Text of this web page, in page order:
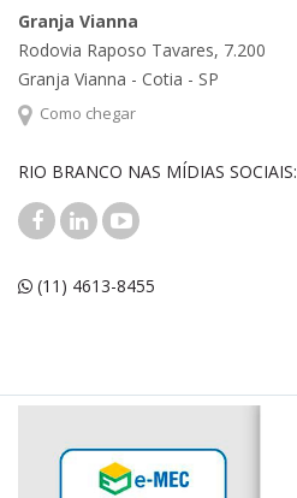
Granja Vianna
Rodovia Raposo Tavares, 7.200
Granja Vianna - Cotia - SP
Como chegar
RIO BRANCO NAS MÍDIAS SOCIAIS:
(11) 4613-8455